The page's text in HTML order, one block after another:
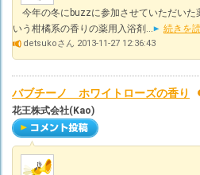
今年の冬にbuzzに参加させていただいた
いう柑橘系の香りの薬用入浴剤...
続きを
detsukoさん 2013-11-27 12:36:43
バブチーノ ホワイトローズの香り
花王株式会社(Kao)